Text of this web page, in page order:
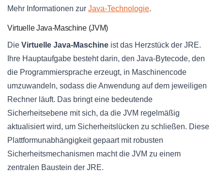
Mehr Informationen zur Java-Technologie.
Virtuelle Java-Maschine (JVM)
Die Virtuelle Java-Maschine ist das Herzstück der JRE.
Ihre Hauptaufgabe besteht darin, den Java-Bytecode, den
die Programmiersprache erzeugt, in Maschinencode
umzuwandeln, sodass die Anwendung auf dem jeweiligen
Rechner läuft. Das bringt eine bedeutende
Sicherheitsebene mit sich, da die JVM regelmäßig
aktualisiert wird, um Sicherheitslücken zu schließen. Diese
Plattformunabhängigkeit gepaart mit robusten
Sicherheitsmechanismen macht die JVM zu einem
zentralen Baustein der JRE.